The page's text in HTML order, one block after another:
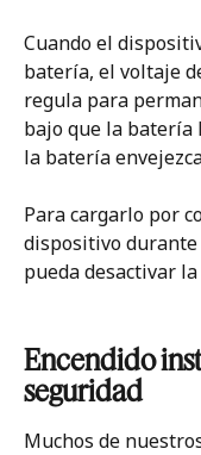
Cuando el
batería, el voltaje
regula para
bajo que la batería
la batería
Para cargarlo por
dispositivo durante
pueda desactivar
Encendido
seguridad
Muchos de